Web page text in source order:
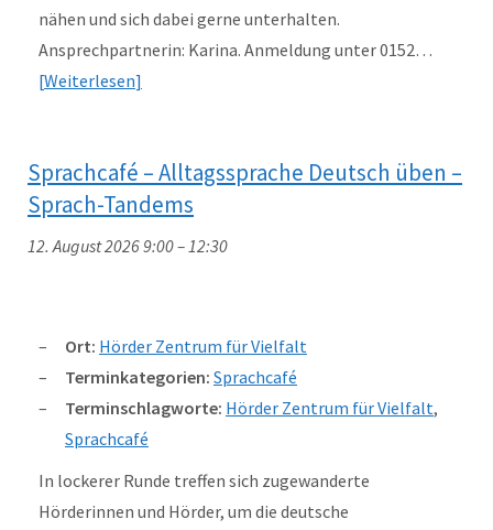
nähen und sich dabei gerne unterhalten.
Ansprechpartnerin: Karina. Anmeldung unter 0152…
Weiterlesen
Sprachcafé – Alltagssprache Deutsch üben –
Sprach-Tandems
12. August 2026 9:00–12:30
Ort: Hörder Zentrum für Vielfalt
Terminkategorien: Sprachcafé
Terminschlagworte: Hörder Zentrum für Vielfalt,
Sprachcafé
In lockerer Runde treffen sich zugewanderte
Hörderinnen und Hörder, um die deutsche